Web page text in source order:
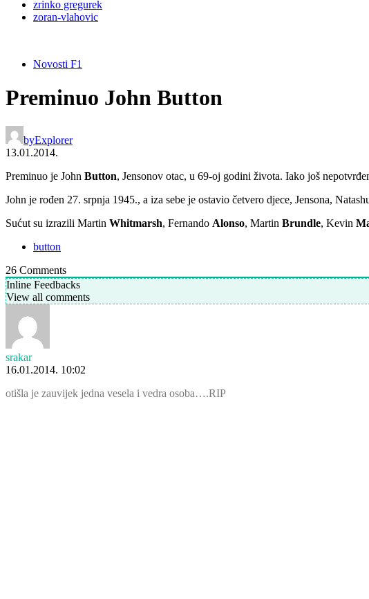
zrinko gregurek
zoran-vlahovic
Novosti F1
Preminuo John Button
byExplorer
13.01.2014.
Preminuo je John Button, Jensonov otac, u 69-oj godini života. Iako još
John je rođen 27. srpnja 1945., a iza sebe je ostavio četvero djece, Jensona,
Sućut su izrazili Martin Whitmarsh, Fernando Alonso, Martin Brundle, Kevin
button
26 Comments
Inline Feedbacks
View all comments
srakar
16.01.2014. 10:02
otišla je zauvijek jedna vesela i vedra osoba….RIP